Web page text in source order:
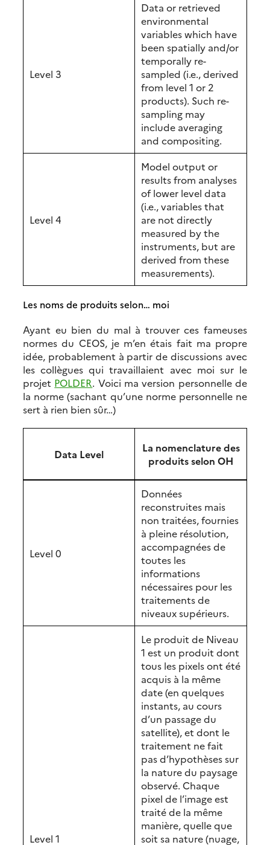
Level 3
Data or retrieved
environmental
variables which have
been spatially and/or
temporally re-
sampled (i.e., derived
from level 1 or 2
products). Such re-
sampling may
include averaging
and compositing.
Level 4
Model output or
results from analyses
of lower level data
(i.e., variables that
are not directly
measured by the
instruments, but are
derived from these
measurements).
Les noms de produits selon… moi
Ayant eu bien du mal à trouver ces fameuses
normes du CEOS, je m’en étais fait ma propre
idée, probablement à partir de discussions avec
les collègues qui travaillaient avec moi sur le
projet POLDER. Voici ma version personnelle de
la norme (sachant qu’une norme personnelle ne
sert à rien bien sûr…)
Data Level
La nomenclature des
produits selon OH
Level 0
Données
reconstruites mais
non traitées, fournies
à pleine résolution,
accompagnées de
toutes les
informations
nécessaires pour les
traitements de
niveaux supérieurs.
Level 1
Le produit de Niveau
1 est un produit dont
tous les pixels ont été
acquis à la même
date (en quelques
instants, au cours
d’un passage du
satellite), et dont le
traitement ne fait
pas d’hypothèses sur
la nature du paysage
observé. Chaque
pixel de l’image est
traité de la même
manière, quelle que
soit sa nature (nuage,